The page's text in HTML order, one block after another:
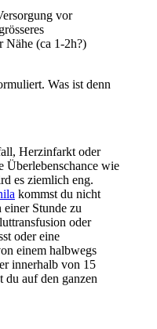
vor
Nähe (ca 1-2h?)
Was ist denn
Herzinfarkt oder
Überlebenschance wie
es ziemlich eng.
kommst du nicht
Stunde zu
oder
oder eine
einem halbwegs
innerhalb von 15
auf den ganzen